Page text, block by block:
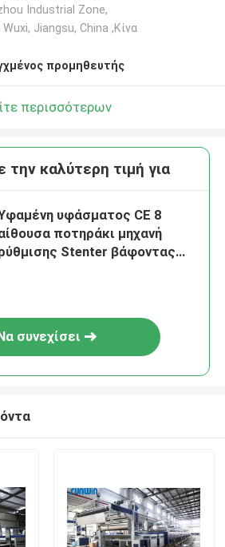
Industrial Zone,
Wuxi, Jiangsu, China ,Κίνα
προμηθευτής
περισσότερων
καλύτερη τιμή για
υφάσματος CE 8
ποτηράκι μηχανή
Stenter βάφοντας
συνεχίσει